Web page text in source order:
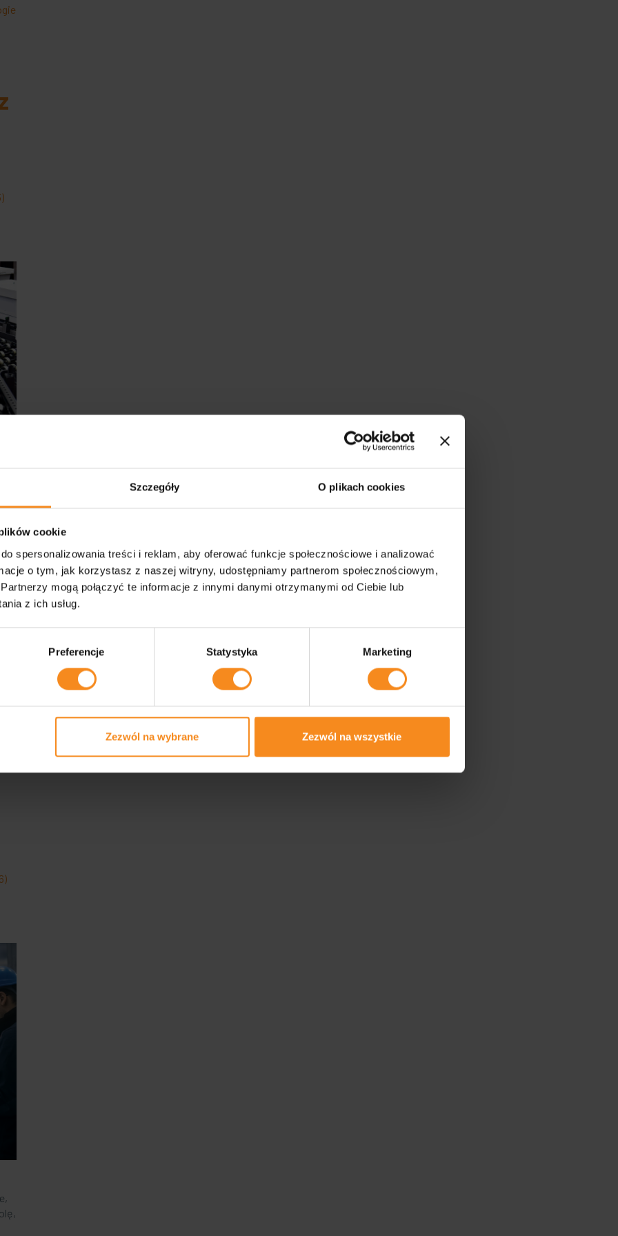
Szczegóły O plikach cookies
cookie
spersonalizowania treści i reklam, aby oferować funkcje społecznościowe i analizować
o tym, jak korzystasz z naszej witryny, udostępniamy partnerom społecznościowym,
mogą połączyć te informacje z innymi danymi otrzymanymi od Ciebie lub
z ich usług.
Preferencje Statystyka Marketing
Zezwól na wybrane Zezwól na wszystkie